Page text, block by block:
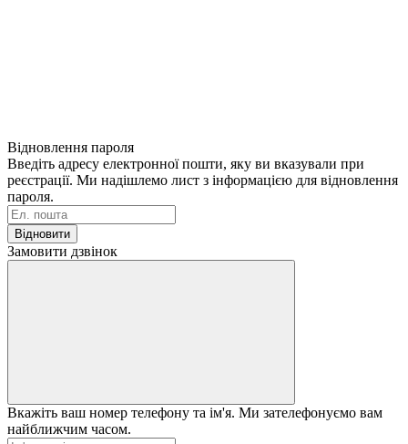
Відновлення пароля
Введіть адресу електронної пошти, яку ви вказували при
реєстрації. Ми надішлемо лист з інформацією для відновлення
пароля.
Відновити
Замовити дзвінок
Вкажіть ваш номер телефону та ім'я. Ми зателефонуємо вам
найближчим часом.